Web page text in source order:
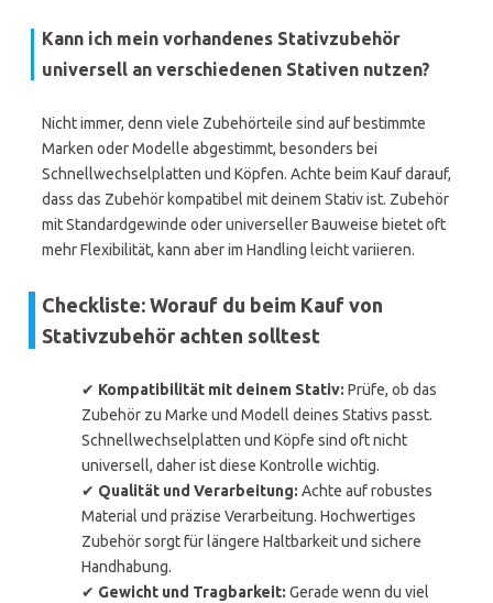
Kann ich mein vorhandenes Stativzubehör
universell an verschiedenen Stativen nutzen?
Nicht immer, denn viele Zubehörteile sind auf bestimmte
Marken oder Modelle abgestimmt, besonders bei
Schnellwechselplatten und Köpfen. Achte beim Kauf darauf,
dass das Zubehör kompatibel mit deinem Stativ ist. Zubehör
mit Standardgewinde oder universeller Bauweise bietet oft
mehr Flexibilität, kann aber im Handling leicht variieren.
Checkliste: Worauf du beim Kauf von
Stativzubehör achten solltest
✔ Kompatibilität mit deinem Stativ: Prüfe, ob das
Zubehör zu Marke und Modell deines Stativs passt.
Schnellwechselplatten und Köpfe sind oft nicht
universell, daher ist diese Kontrolle wichtig.
✔ Qualität und Verarbeitung: Achte auf robustes
Material und präzise Verarbeitung. Hochwertiges
Zubehör sorgt für längere Haltbarkeit und sichere
Handhabung.
✔ Gewicht und Tragbarkeit: Gerade wenn du viel